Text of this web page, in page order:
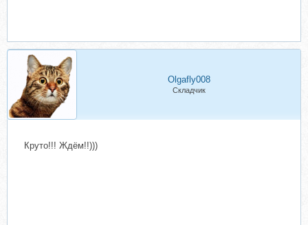
Olgafly008
Складчик
Круто!!! Ждём!!)))